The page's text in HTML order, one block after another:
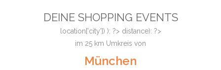
DEINE SHOPPING EVENTS
location['city']) ): ?> distance): ?>
im 25 km Umkreis von
München